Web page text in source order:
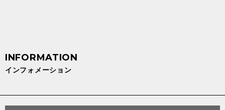
インフォメーション